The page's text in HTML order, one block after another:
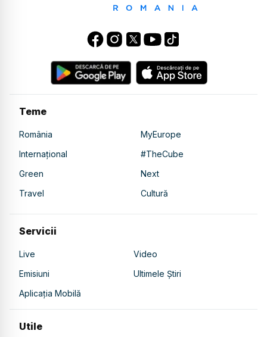
Teme
România
MyEurope
Internațional
#TheCube
Green
Next
Travel
Cultură
Servicii
Live
Video
Emisiuni
Ultimele Știri
Aplicația Mobilă
Utile